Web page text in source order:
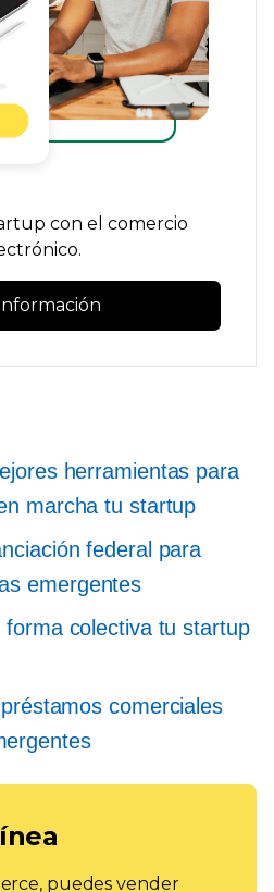
con el comercio
herramientas para
marcha tu startup
federal para
emergentes
forma colectiva tu startup
comerciales
puedes vender